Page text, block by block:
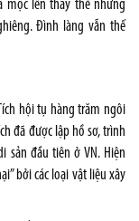
lên thay thế nhưng
Đình làng vẫn thế
hội tụ hàng trăm ngôi
đã được lập hồ sơ, trình
sản đầu tiên ở VN. Hiện
bởi các loại vật liệu xây